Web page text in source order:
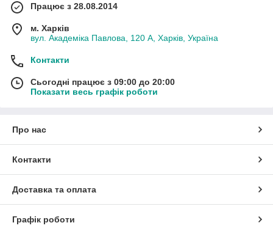
Працює з 28.08.2014
м. Харків
вул. Академіка Павлова, 120 А, Харків, Україна
Контакти
Сьогодні працює з 09:00 до 20:00
Показати весь графік роботи
Про нас
Контакти
Доставка та оплата
Графік роботи